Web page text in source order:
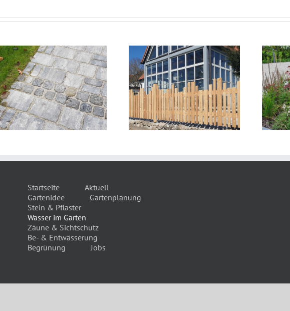
Zäune & Sichtschutz Begrünung
Startseite
Aktuell
Gartenidee
Gartenplanung
Stein & Pflaster
Wasser im Garten
Zäune & Sichtschutz
Be- & Entwässerung
Begrünung
Jobs